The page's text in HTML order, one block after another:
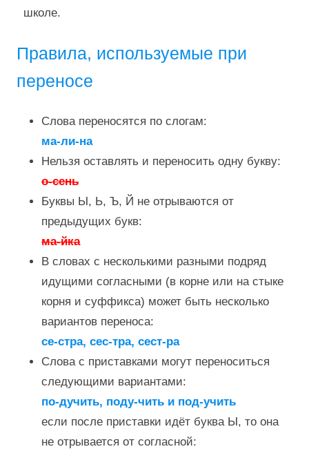
школе.
Правила, используемые при
переносе
Слова переносятся по слогам:
ма-ли-на
Нельзя оставлять и переносить одну букву:
о-сень
Буквы Ы, Ь, Ъ, Й не отрываются от
предыдущих букв:
ма-йка
В словах с несколькими разными подряд
идущими согласными (в корне или на стыке
корня и суффикса) может быть несколько
вариантов переноса:
се-стра, сес-тра, сест-ра
Слова с приставками могут переноситься
следующими вариантами:
по-дучить, поду-чить и под-учить
если после приставки идёт буква Ы, то она
не отрывается от согласной: